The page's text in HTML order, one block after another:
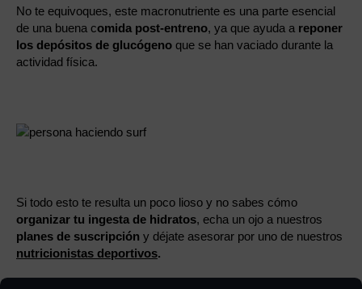
No te equivoques, este macronutriente es una parte esencial
de una buena comida post-entreno, ya que ayuda a reponer
los depósitos de glucógeno que se han vaciado durante la
actividad física.
Si todo esto te resulta un poco lioso y no sabes cómo
organizar tu ingesta de hidratos, echa un ojo a nuestros
planes de suscripción y déjate asesorar por uno de nuestros
nutricionistas deportivos.